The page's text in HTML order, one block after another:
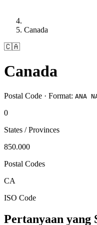
Canada
🇨🇦
Canada
Postal Code · Format: ANA
0
States / Provinces
850.000
Postal Codes
CA
ISO Code
Pertanyaan yang